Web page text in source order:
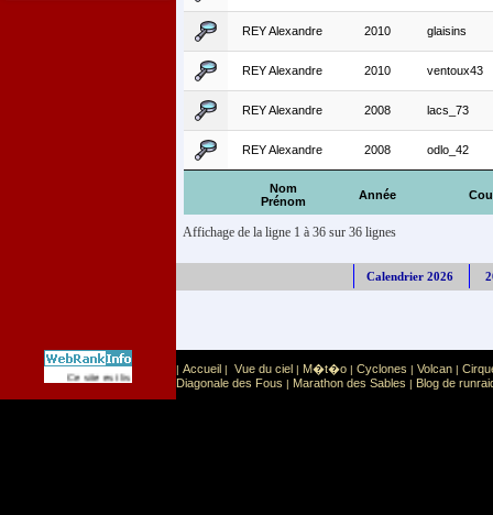
Nom
Prénom
Année
REY Alexandre 2010 glaisins
REY Alexandre 2010 ventoux43
REY Alexandre 2008 lacs_73
REY Alexandre 2008 odlo_42
Affichage de la ligne 1 à 36 sur 36 lignes
Calendrier 2026
Ce site est list� dans la cat�gorie Sport: Sports extr�mes
| Accueil | Vue du ciel | M�t�o | Cyclones | Volcan |
Diagonale des Fous | Marathon des Sables | Blog de